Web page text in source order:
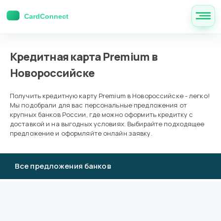
Кредитная карта Premium в
Новороссийске
Получить кредитную карту Premium в Новороссийске - легко!
Мы подобрали для вас персональные предложения от
крупных банков России, где можно оформить кредитку с
доставкой и на выгодных условиях. Выбирайте подходящее
предложение и оформляйте онлайн заявку.
Все предложения банков